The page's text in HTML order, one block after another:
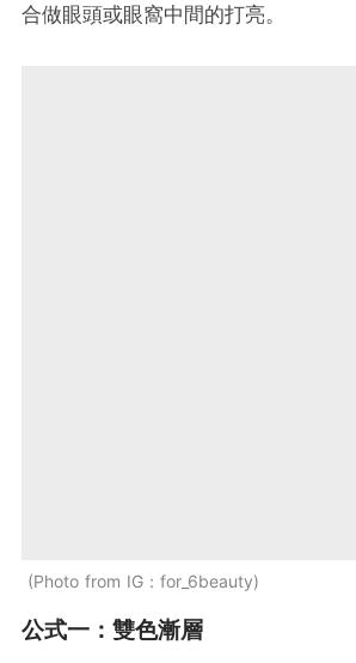
合做眼頭或眼窩中間的打亮。
Photo from IG：for_6beauty
公式一：雙色漸層